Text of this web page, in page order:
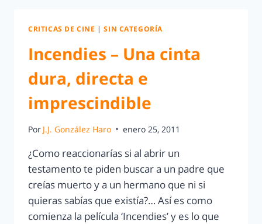
CRITICAS DE CINE |SIN CATEGORÍA
Incendies – Una cinta
dura, directa e
imprescindible
Por J.J. González Haro enero 25, 2011
¿Como reaccionarías si al abrir un
testamento te piden buscar a un padre que
creías muerto y a un hermano que ni si
quieras sabías que existía?… Así es como
comienza la película ‘Incendies’ y es lo que